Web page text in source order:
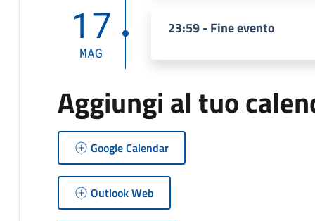
17
MAG
23:59 - Fine evento
Aggiungi al tuo
Google Calendar
Outlook Web